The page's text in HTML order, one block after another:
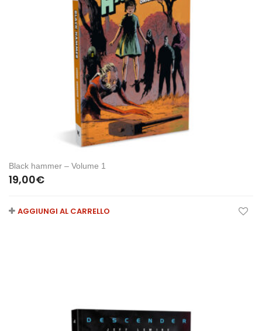
Black hammer – Volume 1
19,00€
AGGIUNGI AL CARRELLO